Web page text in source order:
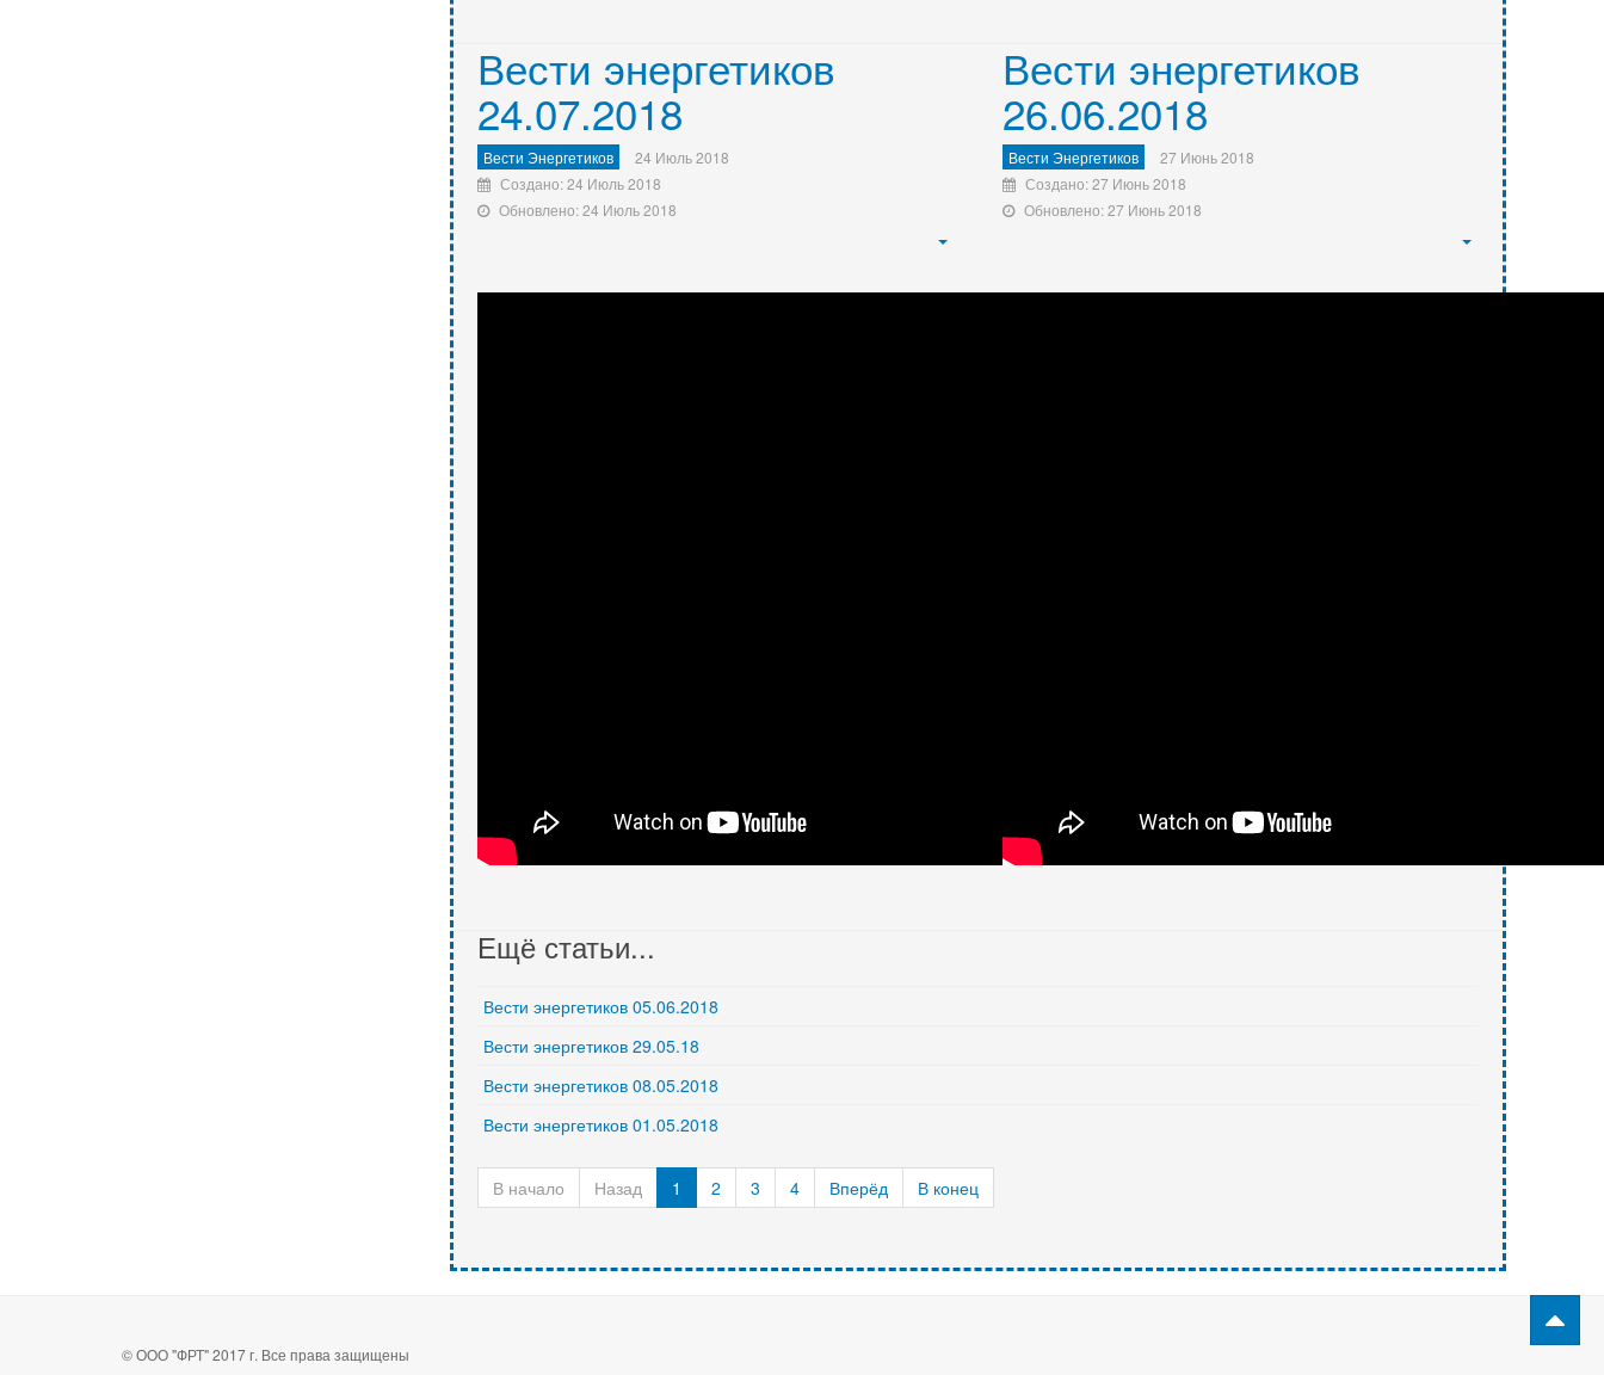
Вести энергетиков
24.07.2018
Вести Энергетиков
24 Июль 2018
Создано: 24 Июль 2018
Обновлено: 24 Июль 2018
Вести энергетиков
26.06.2018
Вести Энергетиков
27 Июнь 2018
Создано: 27 Июнь 2018
Обновлено: 27 Июнь 2018
Ещё статьи...
Вести энергетиков 05.06.2018
Вести энергетиков 29.05.18
Вести энергетиков 08.05.2018
Вести энергетиков 01.05.2018
В начало Назад 1 2 3 4 Вперёд В конец
© ООО "ФРТ" 2017 г. Все права защищены